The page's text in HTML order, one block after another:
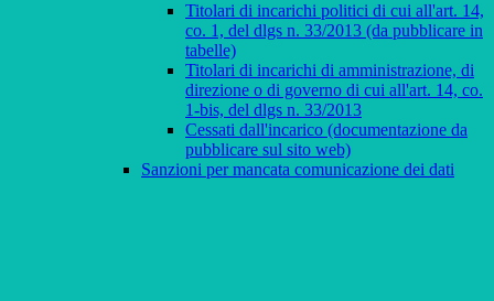
Titolari di incarichi politici di cui all'art. 14,
co. 1, del dlgs n. 33/2013 (da pubblicare in
tabelle)
Titolari di incarichi di amministrazione, di
direzione o di governo di cui all'art. 14, co.
1-bis, del dlgs n. 33/2013
Cessati dall'incarico (documentazione da
pubblicare sul sito web)
Sanzioni per mancata comunicazione dei dati